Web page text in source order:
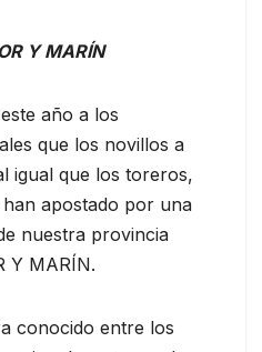
Y MARÍN
año a los
que los novillos a
igual que los toreros,
apostado por una
nuestra provincia
Y MARÍN.
conocido entre los